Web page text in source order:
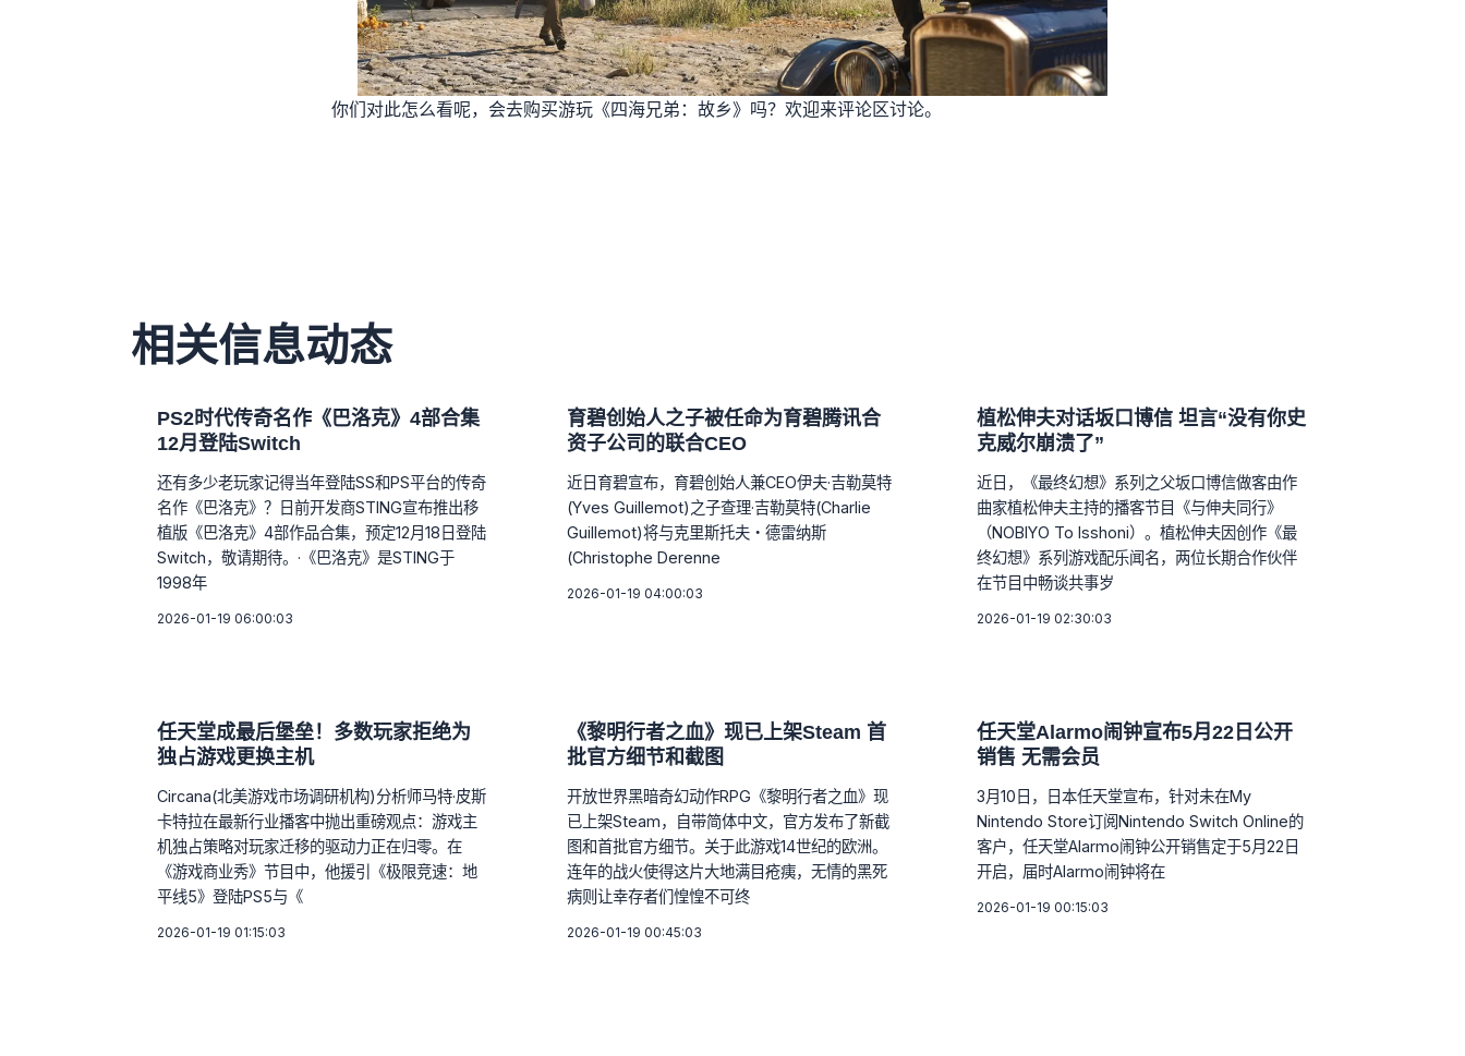
你们对此怎么看呢，会去购买游玩《四海兄弟：故乡》吗？欢迎来评论区讨论。
相关信息动态
PS2时代传奇名作《巴洛克》4部合集
12月登陆Switch
还有多少老玩家记得当年登陆SS和PS平台的传奇
名作《巴洛克》？日前开发商STING宣布推出移
植版《巴洛克》4部作品合集，预定12月18日登陆
Switch，敬请期待。·《巴洛克》是STING于
1998年
2026-01-19 06:00:03
育碧创始人之子被任命为育碧腾讯合
资子公司的联合CEO
近日育碧宣布，育碧创始人兼CEO伊夫·吉勒莫特
(Yves Guillemot)之子查理·吉勒莫特(Charlie
Guillemot)将与克里斯托夫・德雷纳斯
(Christophe Derenne
2026-01-19 04:00:03
植松伸夫对话坂口博信 坦言“没有你史
克威尔崩溃了”
近日，《最终幻想》系列之父坂口博信做客由作
曲家植松伸夫主持的播客节目《与伸夫同行》
（NOBIYO To Isshoni）。植松伸夫因创作《最
终幻想》系列游戏配乐闻名，两位长期合作伙伴
在节目中畅谈共事岁
2026-01-19 02:30:03
任天堂成最后堡垒！多数玩家拒绝为
独占游戏更换主机
Circana(北美游戏市场调研机构)分析师马特·皮斯
卡特拉在最新行业播客中抛出重磅观点：游戏主
机独占策略对玩家迁移的驱动力正在归零。在
《游戏商业秀》节目中，他援引《极限竞速：地
平线5》登陆PS5与《
2026-01-19 01:15:03
《黎明行者之血》现已上架Steam 首
批官方细节和截图
开放世界黑暗奇幻动作RPG《黎明行者之血》现
已上架Steam，自带简体中文，官方发布了新截
图和首批官方细节。关于此游戏14世纪的欧洲。
连年的战火使得这片大地满目疮痍，无情的黑死
病则让幸存者们惶惶不可终
2026-01-19 00:45:03
任天堂Alarmo闹钟宣布5月22日公开
销售 无需会员
3月10日，日本任天堂宣布，针对未在My
Nintendo Store订阅Nintendo Switch Online的
客户，任天堂Alarmo闹钟公开销售定于5月22日
开启，届时Alarmo闹钟将在
2026-01-19 00:15:03